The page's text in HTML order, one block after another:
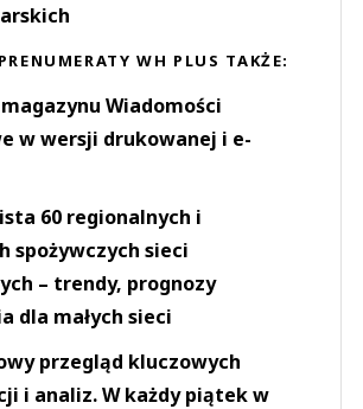
WH PLUS TAKŻE:
Wiadomości
w wersji drukowanej i e-
60 regionalnych i
spożywczych sieci
– trendy, prognozy
dla małych sieci
przegląd kluczowych
i analiz. W każdy piątek w